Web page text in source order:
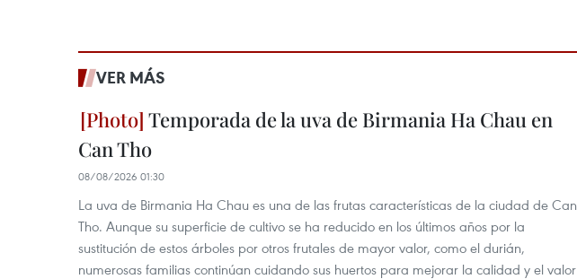
VER MÁS
Temporada de la uva de Birmania Ha Chau en
Can Tho
08/08/2026 01:30
La uva de Birmania Ha Chau es una de las frutas características de la ciudad de Can
Tho. Aunque su superficie de cultivo se ha reducido en los últimos años por la
sustitución de estos árboles por otros frutales de mayor valor, como el durián,
numerosas familias continúan cuidando sus huertos para mejorar la calidad y el valor